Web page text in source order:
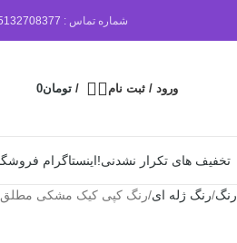
شماره تماس :
ورود / ثبت نام / تومان0
تخفیف های تکرار نشدنی!اینستاگرام
رنگ رنگ ژله ای رنگ کپی کیک مشکی مطلق